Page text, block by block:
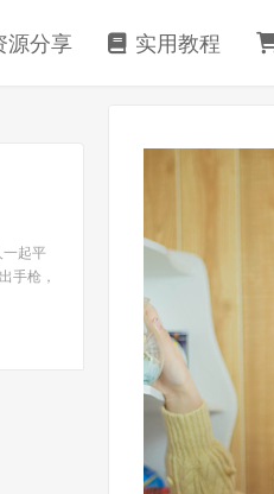
分享 实用教程
一起平
手枪，